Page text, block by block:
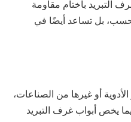
التبريد بأختام مقاومة
فحسب، بل تساعد أيضًا في
أو غيرها من الصناعات،
يخص أبواب غرف التبريد